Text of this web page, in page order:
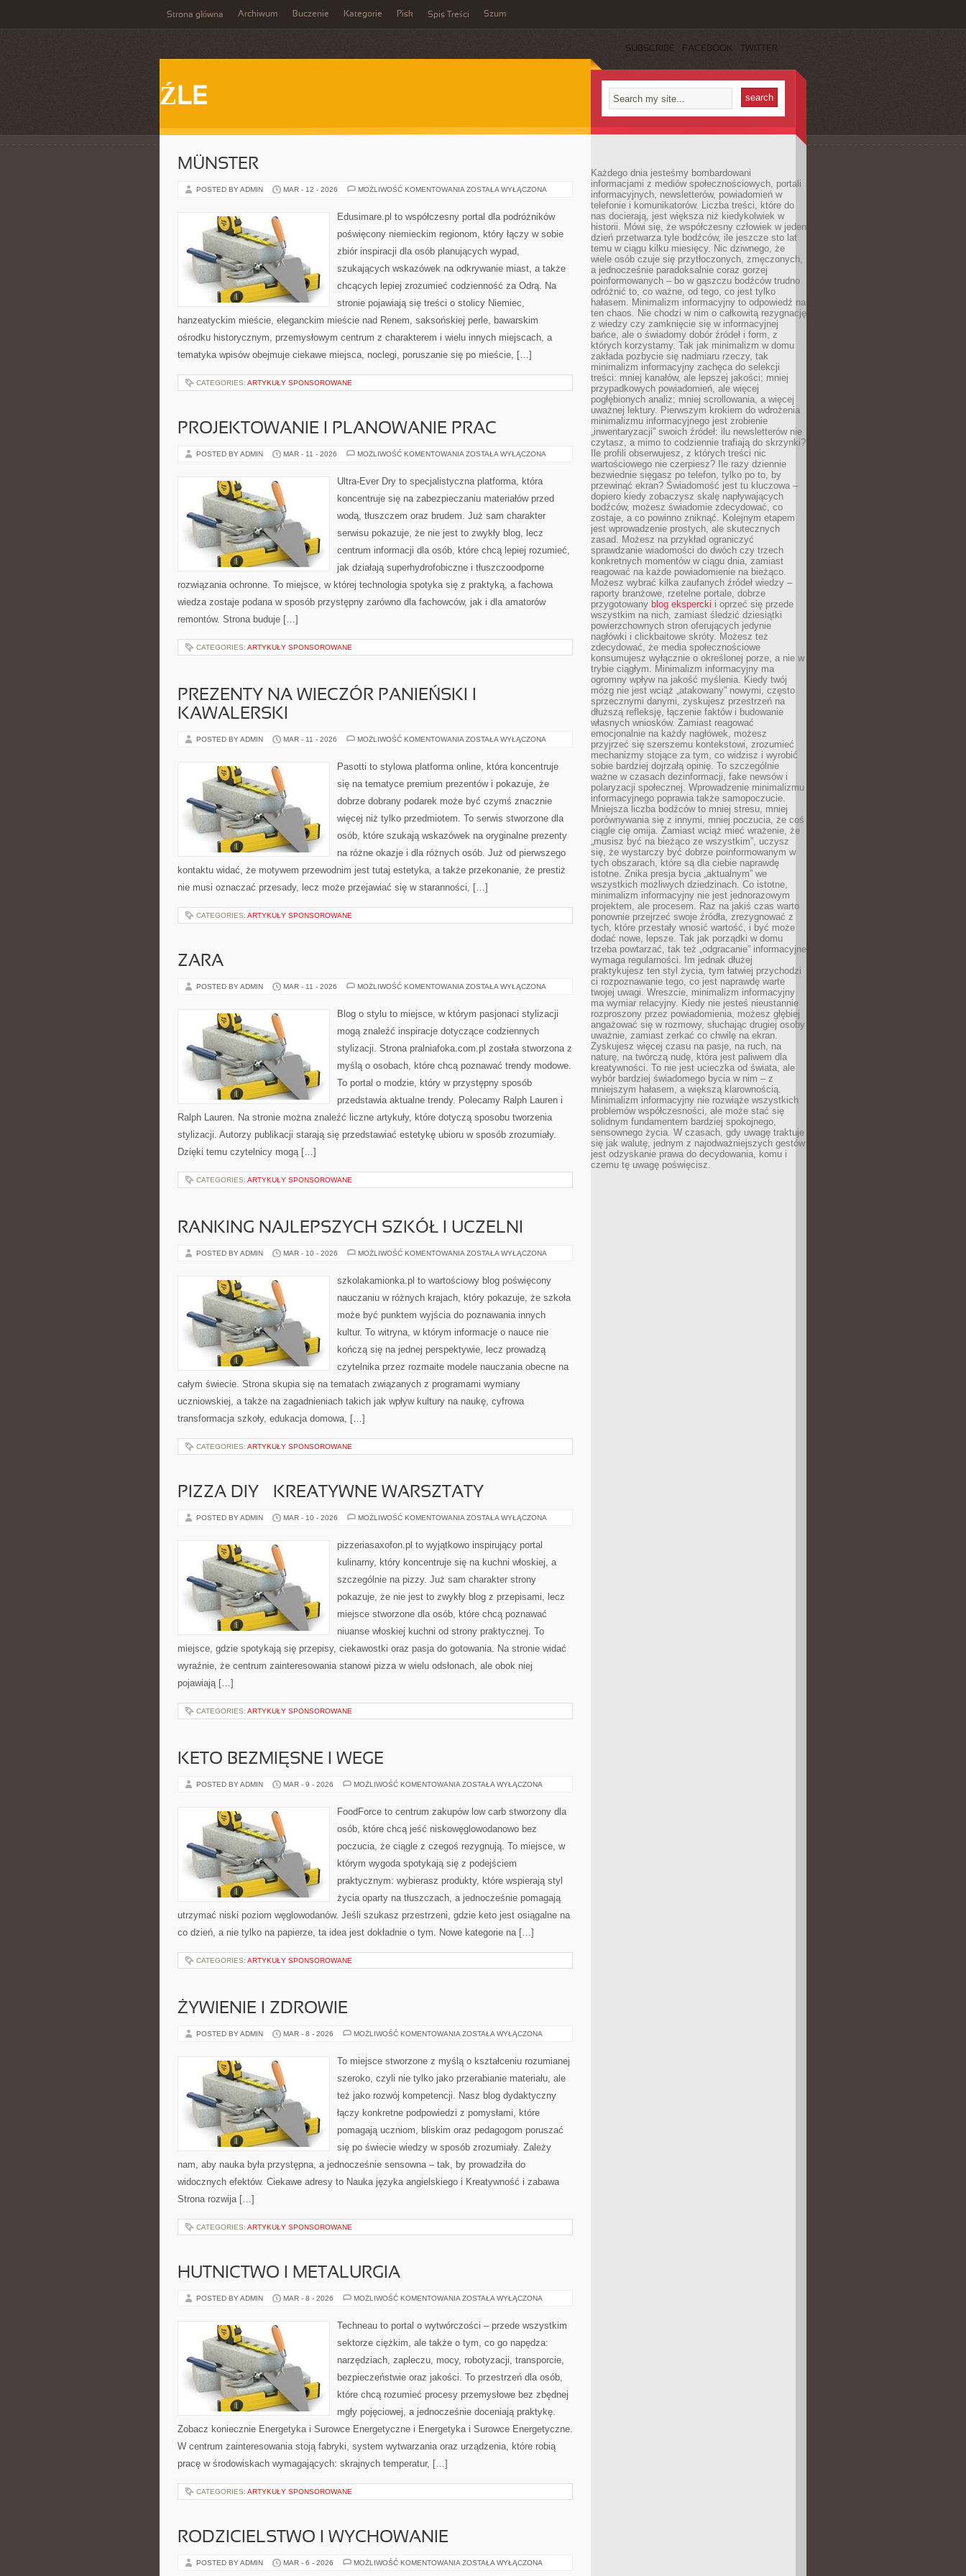
Strona główna Archiwum Buczenie Kategorie Pisk Spis Treści Szum
SUBSCRIBE FACEBOOK TWITTER
ŹLE
MÜNSTER
POSTED BY ADMIN MAR - 12 - 2026 MOŻLIWOŚĆ KOMENTOWANIA MÜNSTER
ZOSTAŁA WYŁĄCZONA
Edusimare.pl to współczesny portal dla podróżników
poświęcony niemieckim regionom, który łączy w sobie
zbiór inspiracji dla osób planujących wypad,
szukających wskazówek na odkrywanie miast, a także
chcących lepiej zrozumieć codzienność za Odrą. Na
stronie pojawiają się treści o stolicy Niemiec,
hanzeatyckim mieście, eleganckim mieście nad Renem, saksońskiej perle, bawarskim
ośrodku historycznym, przemysłowym centrum z charakterem i wielu innych miejscach, a
tematyka wpisów obejmuje ciekawe miejsca, noclegi, poruszanie się po mieście, […]
CATEGORIES: ARTYKUŁY SPONSOROWANE
PROJEKTOWANIE I PLANOWANIE PRAC
POSTED BY ADMIN MAR - 11 - 2026 MOŻLIWOŚĆ KOMENTOWANIA PROJEKTOWANIE
PRAC
ZOSTAŁA WYŁĄCZONA
Ultra-Ever Dry to specjalistyczna platforma, która
koncentruje się na zabezpieczaniu materiałów przed
wodą, tłuszczem oraz brudem. Już sam charakter
serwisu pokazuje, że nie jest to zwykły blog, lecz
centrum informacji dla osób, które chcą lepiej rozumieć,
jak działają superhydrofobiczne i tłuszczoodporne
rozwiązania ochronne. To miejsce, w której technologia spotyka się z praktyką, a fachowa
wiedza zostaje podana w sposób przystępny zarówno dla fachowców, jak i dla amatorów
remontów. Strona buduje […]
CATEGORIES: ARTYKUŁY SPONSOROWANE
PREZENTY NA WIECZÓR PANIEŃSKI I
KAWALERSKI
POSTED BY ADMIN MAR - 11 - 2026 MOŻLIWOŚĆ KOMENTOWANIA PREZENTY
PANIEŃSKI
I
ZOSTAŁA WYŁĄCZONA
Pasotti to stylowa platforma online, która koncentruje
się na tematyce premium prezentów i pokazuje, że
dobrze dobrany podarek może być czymś znacznie
więcej niż tylko przedmiotem. To serwis stworzone dla
osób, które szukają wskazówek na oryginalne prezenty
na różne okazje i dla różnych osób. Już od pierwszego
kontaktu widać, że motywem przewodnim jest tutaj estetyka, a także przekonanie, że prestiż
nie musi oznaczać przesady, lecz może przejawiać się w staranności, […]
CATEGORIES: ARTYKUŁY SPONSOROWANE
ZARA
POSTED BY ADMIN MAR - 11 - 2026 MOŻLIWOŚĆ KOMENTOWANIA ZARA
ZOSTAŁA WYŁĄCZONA
Blog o stylu to miejsce, w którym pasjonaci stylizacji
mogą znaleźć inspiracje dotyczące codziennych
stylizacji. Strona pralniafoka.com.pl została stworzona z
myślą o osobach, które chcą poznawać trendy modowe.
To portal o modzie, który w przystępny sposób
przedstawia aktualne trendy. Polecamy Ralph Lauren i
Ralph Lauren. Na stronie można znaleźć liczne artykuły, które dotyczą sposobu tworzenia
stylizacji. Autorzy publikacji starają się przedstawiać estetykę ubioru w sposób zrozumiały.
Dzięki temu czytelnicy mogą […]
CATEGORIES: ARTYKUŁY SPONSOROWANE
RANKING NAJLEPSZYCH SZKÓŁ I UCZELNI
POSTED BY ADMIN MAR - 10 - 2026 MOŻLIWOŚĆ KOMENTOWANIA RANKING
UCZELNI
ZOSTAŁA WYŁĄCZONA
szkolakamionka.pl to wartościowy blog poświęcony
nauczaniu w różnych krajach, który pokazuje, że szkoła
może być punktem wyjścia do poznawania innych
kultur. To witryna, w którym informacje o nauce nie
kończą się na jednej perspektywie, lecz prowadzą
czytelnika przez rozmaite modele nauczania obecne na
całym świecie. Strona skupia się na tematach związanych z programami wymiany
uczniowskiej, a także na zagadnieniach takich jak wpływ kultury na naukę, cyfrowa
transformacja szkoły, edukacja domowa, […]
CATEGORIES: ARTYKUŁY SPONSOROWANE
PIZZA DIY – KREATYWNE WARSZTATY
POSTED BY ADMIN MAR - 10 - 2026 MOŻLIWOŚĆ KOMENTOWANIA PIZZA
KREATYWNE
WARSZTATY
ZOSTAŁA WYŁĄCZONA
pizzeriasaxofon.pl to wyjątkowo inspirujący portal
kulinarny, który koncentruje się na kuchni włoskiej, a
szczególnie na pizzy. Już sam charakter strony
pokazuje, że nie jest to zwykły blog z przepisami, lecz
miejsce stworzone dla osób, które chcą poznawać
niuanse włoskiej kuchni od strony praktycznej. To
miejsce, gdzie spotykają się przepisy, ciekawostki oraz pasja do gotowania. Na stronie widać
wyraźnie, że centrum zainteresowania stanowi pizza w wielu odsłonach, ale obok niej
pojawiają […]
CATEGORIES: ARTYKUŁY SPONSOROWANE
KETO BEZMIĘSNE I WEGE
POSTED BY ADMIN MAR - 9 - 2026 MOŻLIWOŚĆ KOMENTOWANIA KETO
WEGE
ZOSTAŁA WYŁĄCZONA
FoodForce to centrum zakupów low carb stworzony dla
osób, które chcą jeść niskowęglowodanowo bez
poczucia, że ciągle z czegoś rezygnują. To miejsce, w
którym wygoda spotykają się z podejściem
praktycznym: wybierasz produkty, które wspierają styl
życia oparty na tłuszczach, a jednocześnie pomagają
utrzymać niski poziom węglowodanów. Jeśli szukasz przestrzeni, gdzie keto jest osiągalne na
co dzień, a nie tylko na papierze, ta idea jest dokładnie o tym. Nowe kategorie na […]
CATEGORIES: ARTYKUŁY SPONSOROWANE
ŻYWIENIE I ZDROWIE
POSTED BY ADMIN MAR - 8 - 2026 MOŻLIWOŚĆ KOMENTOWANIA ŻYWIENIE
ZOSTAŁA WYŁĄCZONA
To miejsce stworzone z myślą o kształceniu rozumianej
szeroko, czyli nie tylko jako przerabianie materiału, ale
też jako rozwój kompetencji. Nasz blog dydaktyczny
łączy konkretne podpowiedzi z pomysłami, które
pomagają uczniom, bliskim oraz pedagogom poruszać
się po świecie wiedzy w sposób zrozumiały. Zależy
nam, aby nauka była przystępna, a jednocześnie sensowna – tak, by prowadziła do
widocznych efektów. Ciekawe adresy to Nauka języka angielskiego i Kreatywność i zabawa
Strona rozwija […]
CATEGORIES: ARTYKUŁY SPONSOROWANE
HUTNICTWO I METALURGIA
POSTED BY ADMIN MAR - 8 - 2026 MOŻLIWOŚĆ KOMENTOWANIA HUTNICTWO
ZOSTAŁA WYŁĄCZONA
Techneau to portal o wytwórczości – przede wszystkim
sektorze ciężkim, ale także o tym, co go napędza:
narzędziach, zapleczu, mocy, robotyzacji, transporcie,
bezpieczeństwie oraz jakości. To przestrzeń dla osób,
które chcą rozumieć procesy przemysłowe bez zbędnej
mgły pojęciowej, a jednocześnie doceniają praktykę.
Zobacz koniecznie Energetyka i Surowce Energetyczne i Energetyka i Surowce Energetyczne.
W centrum zainteresowania stoją fabryki, system wytwarzania oraz urządzenia, które robią
pracę w środowiskach wymagających: skrajnych temperatur, […]
CATEGORIES: ARTYKUŁY SPONSOROWANE
RODZICIELSTWO I WYCHOWANIE
POSTED BY ADMIN MAR - 6 - 2026 MOŻLIWOŚĆ KOMENTOWANIA RODZICIELSTWO
ZOSTAŁA WYŁĄCZONA
Każdego dnia jesteśmy bombardowani
informacjami z mediów społecznościowych, portali
informacyjnych, newsletterów, powiadomień w
telefonie i komunikatorów. Liczba treści, które do
nas docierają, jest większa niż kiedykolwiek w
historii. Mówi się, że współczesny człowiek w jeden
dzień przetwarza tyle bodźców, ile jeszcze sto lat
temu w ciągu kilku miesięcy. Nic dziwnego, że
wiele osób czuje się przytłoczonych, zmęczonych,
a jednocześnie paradoksalnie coraz gorzej
poinformowanych – bo w gąszczu bodźców trudno
odróżnić to, co ważne, od tego, co jest tylko
hałasem. Minimalizm informacyjny to odpowiedź na
ten chaos. Nie chodzi w nim o całkowitą rezygnację
z wiedzy czy zamknięcie się w informacyjnej
bańce, ale o świadomy dobór źródeł i form, z
których korzystamy. Tak jak minimalizm w domu
zakłada pozbycie się nadmiaru rzeczy, tak
minimalizm informacyjny zachęca do selekcji
treści: mniej kanałów, ale lepszej jakości; mniej
przypadkowych powiadomień, ale więcej
pogłębionych analiz; mniej scrollowania, a więcej
uważnej lektury. Pierwszym krokiem do wdrożenia
minimalizmu informacyjnego jest zrobienie
„inwentaryzacji” swoich źródeł: ilu newsletterów nie
czytasz, a mimo to codziennie trafiają do skrzynki?
Ile profili obserwujesz, z których treści nic
wartościowego nie czerpiesz? Ile razy dziennie
bezwiednie sięgasz po telefon, tylko po to, by
przewinąć ekran? Świadomość jest tu kluczowa –
dopiero kiedy zobaczysz skalę napływających
bodźców, możesz świadomie zdecydować, co
zostaje, a co powinno zniknąć. Kolejnym etapem
jest wprowadzenie prostych, ale skutecznych
zasad. Możesz na przykład ograniczyć
sprawdzanie wiadomości do dwóch czy trzech
konkretnych momentów w ciągu dnia, zamiast
reagować na każde powiadomienie na bieżąco.
Możesz wybrać kilka zaufanych źródeł wiedzy –
raporty branżowe, rzetelne portale, dobrze
przygotowany blog ekspercki i oprzeć się przede
wszystkim na nich, zamiast śledzić dziesiątki
powierzchownych stron oferujących jedynie
nagłówki i clickbaitowe skróty. Możesz też
zdecydować, że media społecznościowe
konsumujesz wyłącznie o określonej porze, a nie w
trybie ciągłym. Minimalizm informacyjny ma
ogromny wpływ na jakość myślenia. Kiedy twój
mózg nie jest wciąż „atakowany” nowymi, często
sprzecznymi danymi, zyskujesz przestrzeń na
dłuższą refleksję, łączenie faktów i budowanie
własnych wniosków. Zamiast reagować
emocjonalnie na każdy nagłówek, możesz
przyjrzeć się szerszemu kontekstowi, zrozumieć
mechanizmy stojące za tym, co widzisz i wyrobić
sobie bardziej dojrzałą opinię. To szczególnie
ważne w czasach dezinformacji, fake newsów i
polaryzacji społecznej. Wprowadzenie minimalizmu
informacyjnego poprawia także samopoczucie.
Mniejsza liczba bodźców to mniej stresu, mniej
porównywania się z innymi, mniej poczucia, że coś
ciągle cię omija. Zamiast wciąż mieć wrażenie, że
„musisz być na bieżąco ze wszystkim”, uczysz
się, że wystarczy być dobrze poinformowanym w
tych obszarach, które są dla ciebie naprawdę
istotne. Znika presja bycia „aktualnym” we
wszystkich możliwych dziedzinach. Co istotne,
minimalizm informacyjny nie jest jednorazowym
projektem, ale procesem. Raz na jakiś czas warto
ponownie przejrzeć swoje źródła, zrezygnować z
tych, które przestały wnosić wartość, i być może
dodać nowe, lepsze. Tak jak porządki w domu
trzeba powtarzać, tak też „odgracanie” informacyjne
wymaga regularności. Im jednak dłużej
praktykujesz ten styl życia, tym łatwiej przychodzi
ci rozpoznawanie tego, co jest naprawdę warte
twojej uwagi. Wreszcie, minimalizm informacyjny
ma wymiar relacyjny. Kiedy nie jesteś nieustannie
rozproszony przez powiadomienia, możesz głębiej
angażować się w rozmowy, słuchając drugiej osoby
uważnie, zamiast zerkać co chwilę na ekran.
Zyskujesz więcej czasu na pasje, na ruch, na
naturę, na twórczą nudę, która jest paliwem dla
kreatywności. To nie jest ucieczka od świata, ale
wybór bardziej świadomego bycia w nim – z
mniejszym hałasem, a większą klarownością.
Minimalizm informacyjny nie rozwiąże wszystkich
problemów współczesności, ale może stać się
solidnym fundamentem bardziej spokojnego,
sensownego życia. W czasach, gdy uwagę traktuje
się jak walutę, jednym z najodważniejszych gestów
jest odzyskanie prawa do decydowania, komu i
czemu tę uwagę poświęcisz.